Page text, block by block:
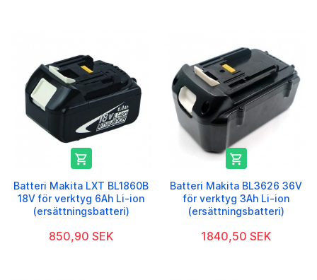

Batteri Makita LXT BL1860B
18V för verktyg 6Ah Li-ion
(ersättningsbatteri)
850,90 SEK

Batteri Makita BL3626 36V
för verktyg 3Ah Li-ion
(ersättningsbatteri)
1840,50 SEK